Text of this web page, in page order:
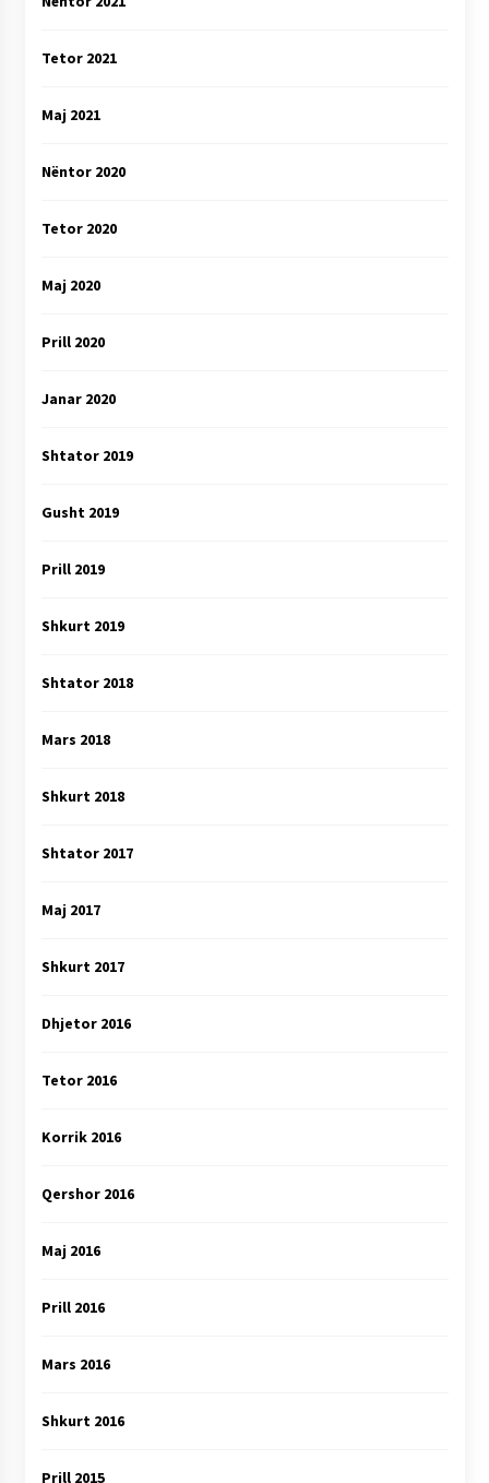
Tetor 2021
Maj 2021
Nëntor 2020
Tetor 2020
Maj 2020
Prill 2020
Janar 2020
Shtator 2019
Gusht 2019
Prill 2019
Shkurt 2019
Shtator 2018
Mars 2018
Shkurt 2018
Shtator 2017
Maj 2017
Shkurt 2017
Dhjetor 2016
Tetor 2016
Korrik 2016
Qershor 2016
Maj 2016
Prill 2016
Mars 2016
Shkurt 2016
Prill 2015